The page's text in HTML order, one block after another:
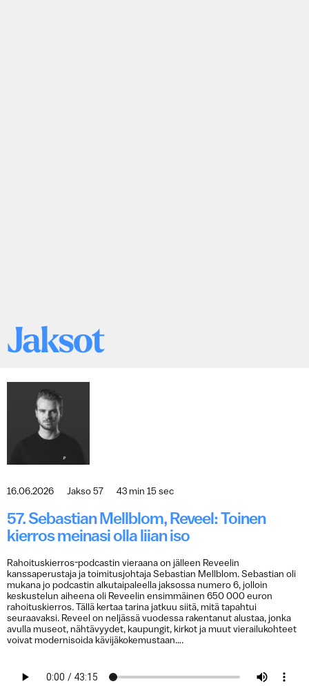
Jaksot
16.06.2026 Jakso 57 43 min 15 sec
57. Sebastian Mellblom, Reveel: Toinen
kierros meinasi olla liian iso
Rahoituskierros-podcastin vieraana on jälleen Reveelin
kanssaperustaja ja toimitusjohtaja Sebastian Mellblom. Sebastian oli
mukana jo podcastin alkutaipaleella jaksossa numero 6, jolloin
keskustelun aiheena oli Reveelin ensimmäinen 650 000 euron
rahoituskierros. Tällä kertaa tarina jatkuu siitä, mitä tapahtui
seuraavaksi. Reveel on neljässä vuodessa rakentanut alustaa, jonka
avulla museot, nähtävyydet, kaupungit, kirkot ja muut vierailukohteet
voivat modernisoida kävijäkokemustaan….